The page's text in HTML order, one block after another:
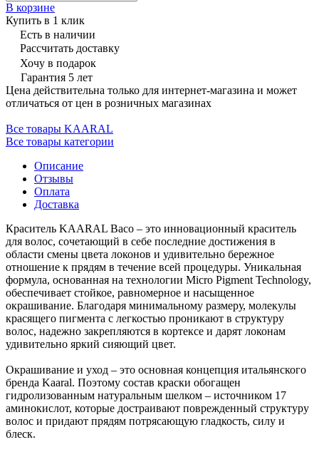
В корзине
Купить в 1 клик
Есть в наличии
Рассчитать доставку
Хочу в подарок
Гарантия 5 лет
Цена действительна только для интернет-магазина и может
отличаться от цен в розничных магазинах
Все товары KAARAL
Все товары категории
Описание
Отзывы
Оплата
Доставка
Краситель KAARAL Baco – это инновационный краситель
для волос, сочетающий в себе последние достижения в
области смены цвета локонов и удивительно бережное
отношение к прядям в течение всей процедуры. Уникальная
формула, основанная на технологии Micro Pigment Technology,
обеспечивает стойкое, равномерное и насыщенное
окрашивание. Благодаря минимальному размеру, молекулы
красящего пигмента с легкостью проникают в структуру
волос, надежно закрепляются в кортексе и дарят локонам
удивительно яркий сияющий цвет.
Окрашивание и уход – это основная концепция итальянского
бренда Kaaral. Поэтому состав краски обогащен
гидролизованным натуральным шелком – источником 17
аминокислот, которые достраивают поврежденный структуру
волос и придают прядям потрясающую гладкость, силу и
блеск.